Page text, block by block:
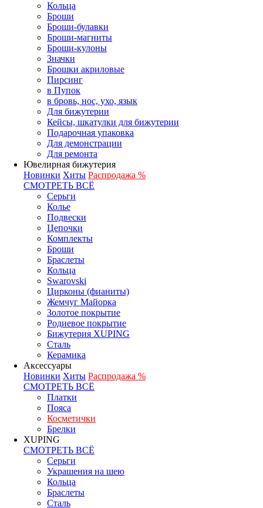
Кольца
Броши
Броши-булавки
Броши-магниты
Броши-кулоны
Значки
Брошки акриловые
Пирсинг
в Пупок
в бровь, нос, ухо, язык
Для бижутерии
Кейсы, шкатулки для бижутерии
Подарочная упаковка
Для демонстрации
Для ремонта
Ювелирная бижутерия
Новинки Хиты Распродажа %
СМОТРЕТЬ ВСЁ
Серьги
Колье
Подвески
Цепочки
Комплекты
Броши
Браслеты
Кольца
Swarovski
Цирконы (фианиты)
Жемчуг Майорка
Золотое покрытие
Родиевое покрытие
Бижутерия XUPING
Сталь
Керамика
Аксессуары
Новинки Хиты Распродажа %
СМОТРЕТЬ ВСЁ
Платки
Пояса
Косметички
Брелки
XUPING
СМОТРЕТЬ ВСЁ
Серьги
Украшения на шею
Кольца
Браслеты
Сталь